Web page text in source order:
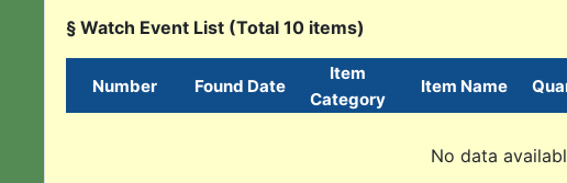
§ Watch Event List (Total 10 items)
Number Found Date
Item
Category
Item Name
No data